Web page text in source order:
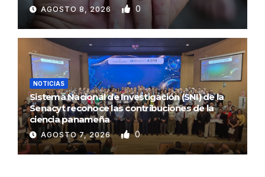
AGOSTO 8, 2026 0
NOTICIAS
Sistema Nacional de Investigación (SNI) de la
Senacyt reconoce las contribuciones de la
ciencia panameña
AGOSTO 7, 2026 0